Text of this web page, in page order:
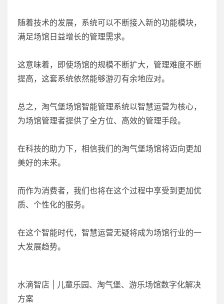
随着技术的发展，系统可以不断接入新的功能模块，
满足场馆日益增长的管理需求。
这意味着，即使场馆的规模不断扩大，管理难度不断
提高，这套系统依然能够游刃有余地应对。
总之，淘气堡场馆智能管理系统以智慧运营为核心，
为场馆管理者提供了全方位、高效的管理手段。
在科技的助力下，相信我们的淘气堡场馆将迈向更加
美好的未来。
而作为消费者，我们也将在这个过程中享受到更加优
质、个性化的服务。
在这个智能时代，智慧运营无疑将成为场馆行业的一
大发展趋势。
水滴智店 | 儿童乐园、淘气堡、游乐场馆数字化解决
方案